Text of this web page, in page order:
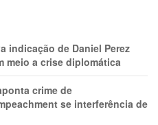
indicação de Daniel Perez
meio a crise diplomática
crime de
se interferência de